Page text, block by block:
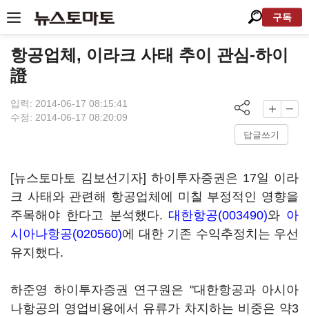
구독
항공업체, 이라크 사태 추이 관심-하이
證
입력: 2014-06-17 08:15:41
수정: 2014-06-17 08:20:09
답글쓰기
[뉴스토마토 김보선기자] 하이투자증권은 17일 이라
크 사태와 관련해 항공업체에 미칠 부정적인 영향을
주목해야 한다고 분석했다. 대한항공(003490)와 아
시아나항공(020560)에 대한 기존 수익추정치는 우선
유지했다.
하준영 하이투자증권 연구원은 "대한항공과 아시아
나항공의 영업비용에서 유류가 차지하는 비중은 약3